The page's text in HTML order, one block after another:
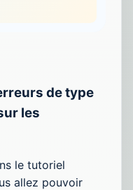
de type
les
le tutoriel
allez pouvoir